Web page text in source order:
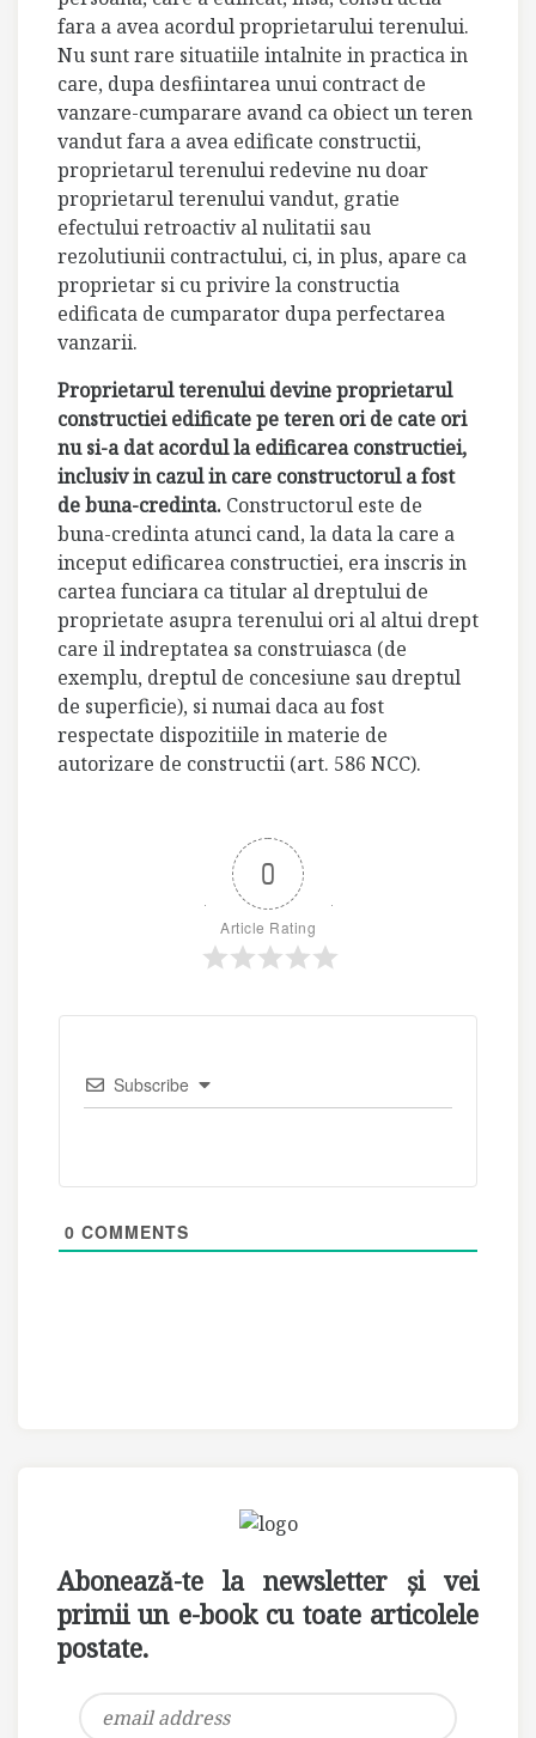
fara a avea acordul proprietarului terenului.
Nu sunt rare situatiile intalnite in practica in
care, dupa desfiintarea unui contract de
vanzare-cumparare avand ca obiect un teren
vandut fara a avea edificate constructii,
proprietarul terenului redevine nu doar
proprietarul terenului vandut, gratie
efectului retroactiv al nulitatii sau
rezolutiunii contractului, ci, in plus, apare ca
proprietar si cu privire la constructia
edificata de cumparator dupa perfectarea
vanzarii.
Proprietarul terenului devine proprietarul
constructiei edificate pe teren ori de cate ori
nu si-a dat acordul la edificarea constructiei,
inclusiv in cazul in care constructorul a fost
de buna-credinta. Constructorul este de
buna-credinta atunci cand, la data la care a
inceput edificarea constructiei, era inscris in
cartea funciara ca titular al dreptului de
proprietate asupra terenului ori al altui drept
care il indreptatea sa construiasca (de
exemplu, dreptul de concesiune sau dreptul
de superficie), si numai daca au fost
respectate dispozitiile in materie de
autorizare de constructii (art. 586 NCC).
0
Article Rating
Subscribe
0 COMMENTS
Abonează-te la newsletter și vei
primii un e-book cu toate articolele
postate.